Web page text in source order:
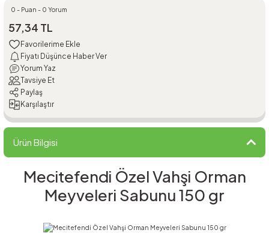
0 - Puan - 0 Yorum
57,34 TL
Fiyatı Düşünce Haber Ver
Yorum Yaz
Tavsiye Et
Paylaş
Karşılaştır
Ürün Bilgisi
Mecitefendi Özel Vahşi Orman
Meyveleri Sabunu 150 gr